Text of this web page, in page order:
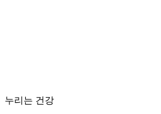
누리는 건강